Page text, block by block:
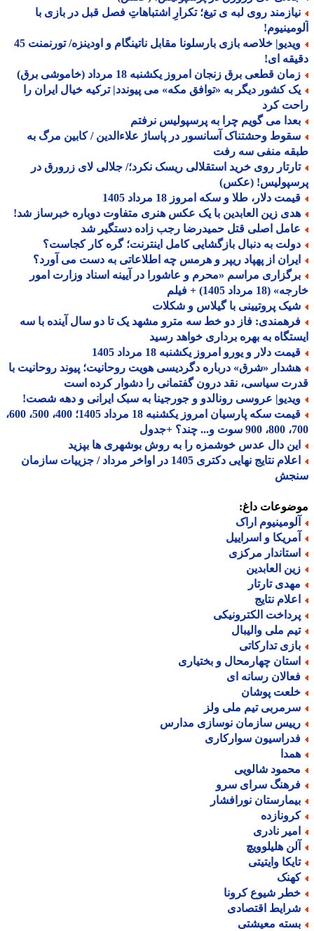
روی لبه ی تیغ؛ تکرارِ اشتباهاتِ فصل قبل در بازی با
ویدیو| خلاصه بازی بارسلونا مقابل ناتینگام و اودینزه/ تورنمنت 45
ای!
قطعی برق زنجان امروز یکشنبه 18 مرداد (خاموشی برق)
کشور دیگر به «توافق مکه» می پیوندد| ترکیه خیال ایران را
کرد
می گویم چرا به پرسپولیس نرفتم
وحشتناک آسانسور در پاساژ علاءالدین / کابین مرگ به
منفی سه رفت
روی خرید استقلالی ریسک نکرد؛/ جلالی لای زرورق در
(عکس)
دلار، طلا و سکه امروز 18 مرداد 1405
زین العابدین با یک عکس هنری متفاوت دوباره خبرساز شد!
اصلی قتل حمیدرضا رجب زاده دستگیر شد
به دنبال بازگشایی کامل اینترنت؛ گره کار کجاست؟
از پهپاد ریپر و هرمس چه اطلاعاتی به دست می آورد؟
مراسم «محرم و عاشورا در آیینه اسناد وزارت امور
مرداد 1405) + فیلم
پروتیینی با گیلاس و شکلات
فاز دو خط سه مترو مشهد یک تا دو سال آینده با سه
به بهره برداری خواهد رسید
دلار و یورو امروز یکشنبه 18 مرداد 1405
«شرق» درباره دگردیسی هویت روحانیت؛ پیوند روحانیت با
سیاسی، نقد درون گفتمانی را دشوار کرده است
عروسی رونالدو و جورجینا به سبک ایرانی و دهه شصت!
قیمت سکه پارسیان امروز یکشنبه 18 مرداد 1405؛ 400، 500، 600،
دال عدس خوشمزه را به روش بوشهری ها بپزید
اعلام نتایج نهایی دکتری 1405 در اواخر مرداد / جزییات سازمان
داغ:
اراک
و اسراییل
مرکزی
العابدین
تارتار
نتایج
الکترونیکی
ملی والیبال
تدارکاتی
چهارمحال و بختیاری
رسانه ای
پوشان
تیم ملی ولز
سازمان نوسازی مدارس
سوارکاری
شالویی
سرای سرو
نورافشار
نادری
هلیلوویچ
وایتیتی
شیوع کرونا
اقتصادی
معیشتی